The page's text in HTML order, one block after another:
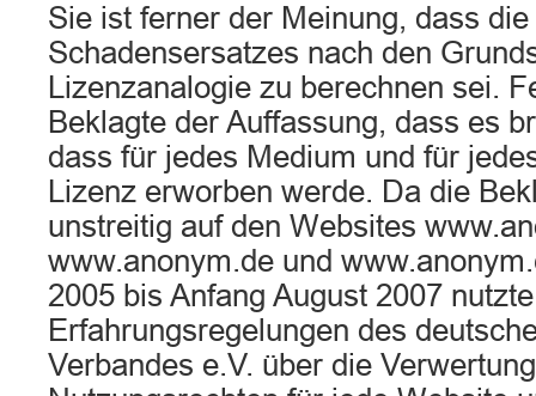
Sie ist ferner der Meinung, dass
Schadensersatzes nach den
Lizenzanalogie zu berechnen sei.
Beklagte der Auffassung, dass es
dass für jedes Medium und für
Lizenz erworben werde. Da die
unstreitig auf den Websites
www.anonym.de und
2005 bis Anfang August 2007
Erfahrungsregelungen des
Verbandes e.V. über die